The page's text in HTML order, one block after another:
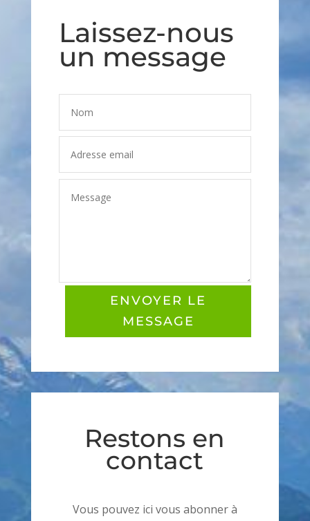
Laissez-nous
un message
ENVOYER LE
MESSAGE
Restons en
contact
Vous pouvez ici vous abonner à